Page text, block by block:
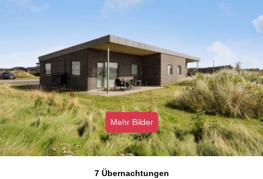
Mehr Bilder
7 Übernachtungen